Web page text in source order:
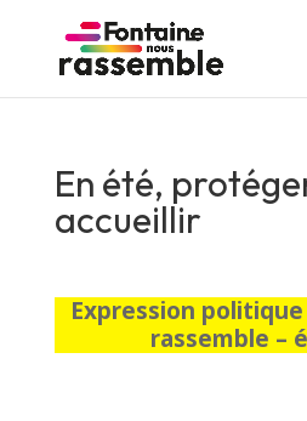
En été,
accueillir
Expression
rassemble –